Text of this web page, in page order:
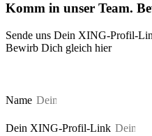
Komm in unser Team.
Sende uns Dein XING-Profil-
Bewirb Dich gleich hier
Name
Dein XING-Profil-Link